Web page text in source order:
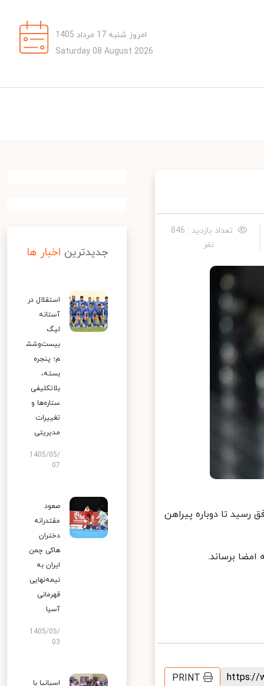
امروز شنبه 17 مرداد 1405
Saturday 08 August 2026
تعداد بازدید : 846
نفر
تا دوباره پیراهن
برساند.
PRINT
جدیدترین اخبار ها
استقلال در
آستانه
لیگ
بیست‌وشش
م؛ پنجره
بسته،
بلاتکلیفی
ستاره‌ها و
تغییرات
مدیریتی
1405/05/
07
صعود
مقتدرانه
دختران
هاکی چمن
ایران به
نیمه‌نهایی
قهرمانی
آسیا
1405/05/
03
اسپانیا با